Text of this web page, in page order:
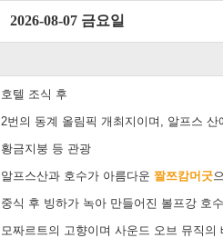
2026-08-07 금요일
호텔 조식 후
2번의 동계 올림픽 개최지이며, 알프스
황금지붕 등 관광
알프스산과 호수가 아름다운 짤쯔캄머굿
중식 후 빙하가 녹아 만들어진 볼프강 호
모짜르트의 고향이며 사운드 오브 뮤직의